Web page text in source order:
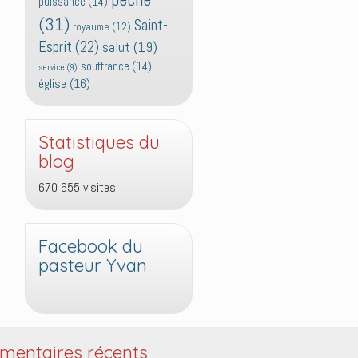
(31) royaume (12) Saint-
Esprit (22) salut (19)
service (9) souffrance (14)
église (16)
Statistiques du
blog
670 655 visites
Facebook du
pasteur Yvan
récents